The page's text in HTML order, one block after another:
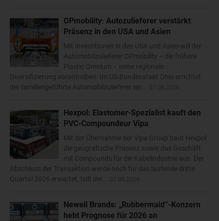
OPmobility: Autozulieferer verstärkt
Präsenz in den USA und Asien
Mit Investitionen in den USA und Asien will der
Automobilzulieferer OPmobility – die frühere
Plastic Omnium – seine regionale
Diversifizierung vorantreiben. Im US-Bundesstaat Ohio errichtet
der familiengeführte Automobilzulieferer ein...
Hexpol: Elastomer-Spezialist kauft den
PVC-Compoundeur Vipa
Mit der Übernahme der Vipa Group baut Hexpol
die geografische Präsenz sowie das Geschäft
mit Compounds für die Kabelindustrie aus. Der
Abschluss der Transaktion werde noch für das laufende dritte
Quartal 2026 erwartet, teilt der...
Newell Brands: „Rubbermaid“-Konzern
hebt Prognose für 2026 an